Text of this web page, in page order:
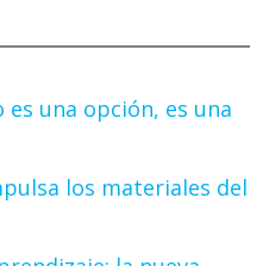
una opción, es una
los materiales del